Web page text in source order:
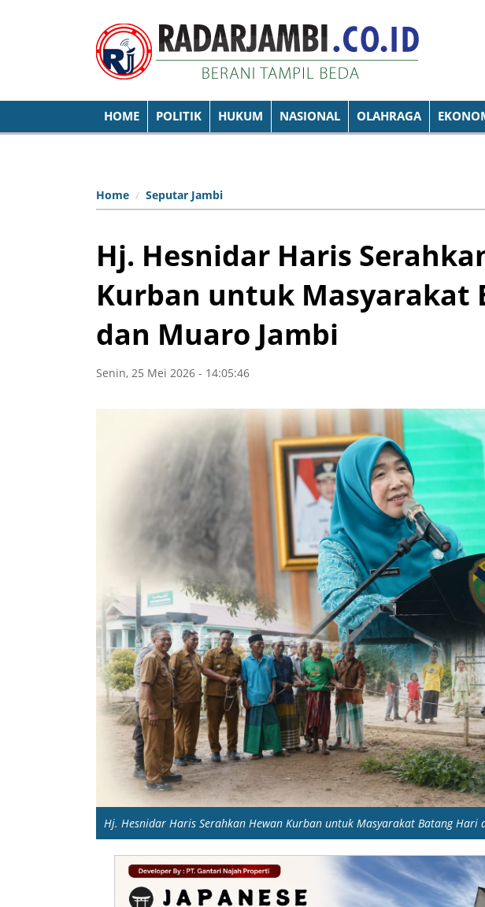
HOME POLITIK HUKUM NASIONAL OLAHRAGA
Home Seputar Jambi
Hj. Hesnidar Haris
Kurban untuk Masyarakat
dan Muaro Jambi
Senin, 25 Mei 2026 - 14:05:46
Hj. Hesnidar Haris Serahkan Hewan Kurban untuk Masyarakat Batang Hari